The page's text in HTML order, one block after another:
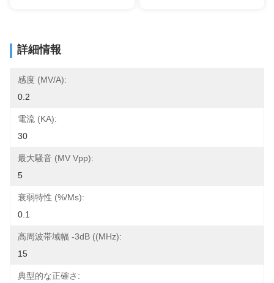
詳細情報
感度 (mV/A):
0.2
電流 (KA):
30
最大騒音 (mV Vpp):
5
衰弱特性 (%/ms):
0.1
高周波帯域幅 -3dB ((MHz):
15
典型的な正確さ: